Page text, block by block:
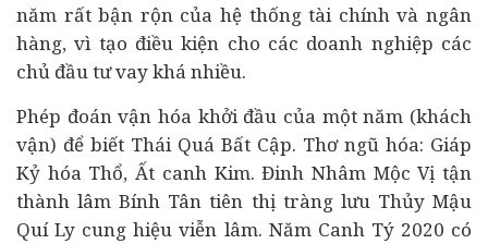
năm rất bận rộn của hệ thống tài chính và ngân
hàng, vì tạo điều kiện cho các doanh nghiệp các
chủ đầu tư vay khá nhiều.
Phép đoán vận hóa khởi đầu của một năm (khách
vận) để biết Thái Quá Bất Cập. Thơ ngũ hóa: Giáp
Kỷ hóa Thổ, Ất canh Kim. Đinh Nhâm Mộc Vị tận
thành lâm Bính Tân tiên thị tràng lưu Thủy Mậu
Quí Ly cung hiệu viễn lâm. Năm Canh Tý 2020 có